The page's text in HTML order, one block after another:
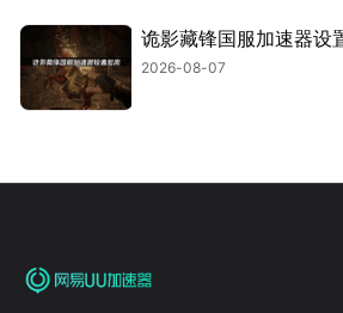
诡影藏锋国服加速器设
2026-08-07